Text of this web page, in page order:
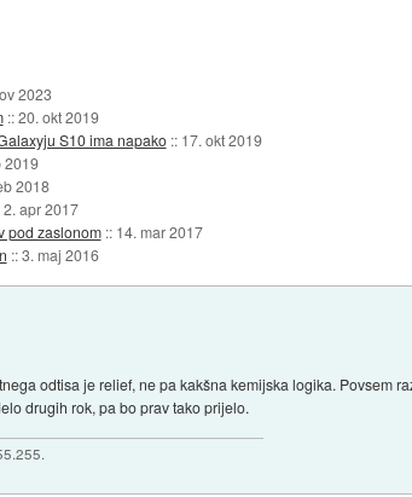
2023
::20. okt 2019
S10 ima napako :: 17. okt 2019
2019
2018
2. apr 2017
pod zaslonom :: 14. mar 2017
::3. maj 2016
odtisa je relief, ne pa kakšna kemijska logika. Povsem
drugih rok, pa bo prav tako prijelo.